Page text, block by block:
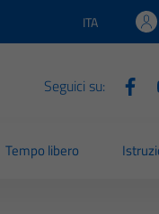
Lingua attiva:
ITA
Seguici su:
Tempo libero